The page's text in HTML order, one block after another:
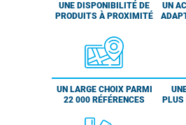
UNE DISPONIBILITÉ DE
PRODUITS À PROXIMITÉ
UN
UN LARGE CHOIX PARMI
22 000 RÉFÉRENCES